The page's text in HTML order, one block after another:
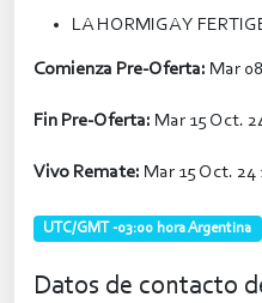
LA HORMIGA Y
Comienza Pre-Oferta: Mar
Fin Pre-Oferta: Mar 15 Oct.
Vivo Remate: Mar 15 Oct. 24
UTC/GMT -03:00 hora Argentina
Datos de contacto